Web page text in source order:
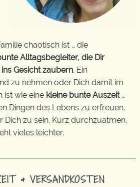
chaotisch ist … die
Alltagsbegleiter, die Dir
Gesicht zaubern. Ein
zu nehmen oder Dich damit im
ist wie eine kleine bunte Auszeit…
Dingen des Lebens zu erfreuen.
Dich zu sein. Kurz durchzuatmen.
vieles leichter.
& VERSANDKOSTEN